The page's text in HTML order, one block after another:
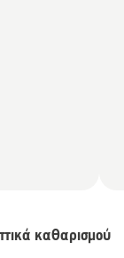
καθαρισμού